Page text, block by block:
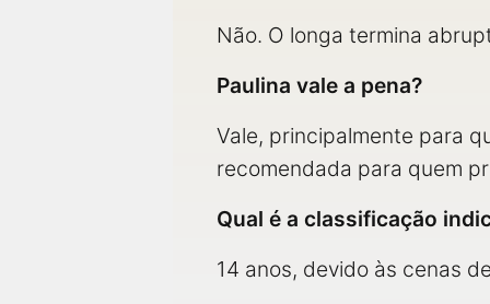
Não. O longa termina
Paulina vale a pena?
Vale, principalmente para
recomendada para quem
Qual é a classificação
14 anos, devido às cenas